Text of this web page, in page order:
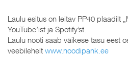
Laulu esitus on leitav PP40 plaadilt
YouTube’ist ja Spotify’st.
Laulu nooti saab väikese tasu eest
veebilehelt www.noodipank.ee